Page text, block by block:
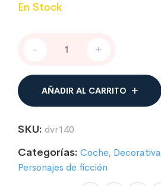
En Stock
tiritas
cantidad
- +
AÑADIR AL CARRITO
SKU: dvr140
Categorías: Coche, Decorativa
Personajes de ficción